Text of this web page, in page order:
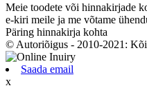
Meie toodete või hinnakirjade
e-kiri meile ja me võtame
Päring hinnakirja kohta
© Autoriõigus - 2010-2021:
Saada email
x